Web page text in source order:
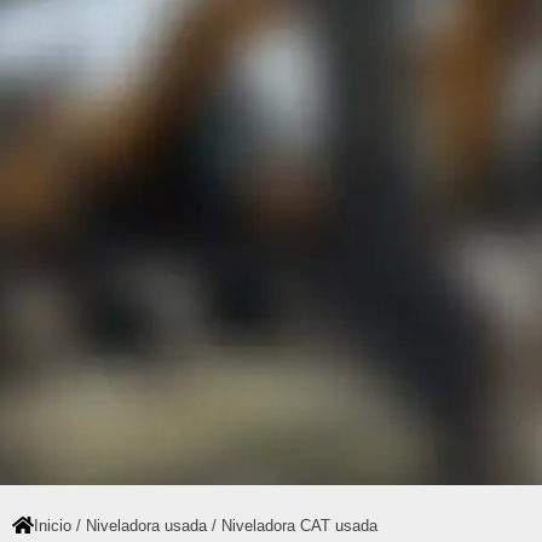
Inicio / Niveladora usada/ Niveladora CAT usada